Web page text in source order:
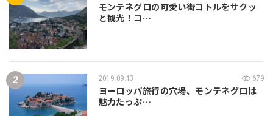
モンテネグロの可愛い街コトルをサクッ
と観光！コ…
2019.09.13 679
ヨーロッパ旅行の穴場、モンテネグロは
魅力たっぷ…